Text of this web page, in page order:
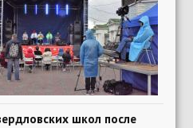
школ после